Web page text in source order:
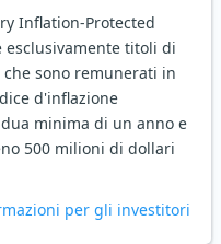
Inflation-Protected
esclusivamente titoli di
sono remunerati in
d'inflazione
minima di un anno e
500 milioni di dollari
per gli investitori